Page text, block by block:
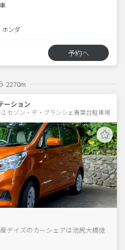
ホンダ
予約へ
2270m
ーション
2 セゾン・デ・ブランシェ青葉台駐車場
デイズのカーシェアは池尻大橋徒